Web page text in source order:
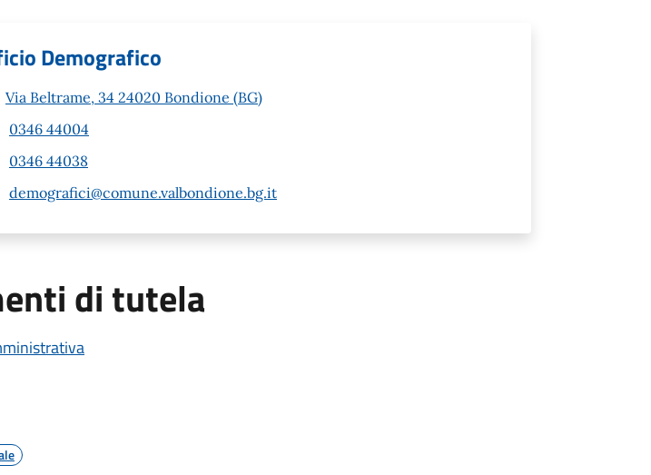
Demografico
Via Beltrame, 34 24020 Bondione (BG)
0346 44004
0346 44038
demografici@comune.valbondione.bg.it
di tutela